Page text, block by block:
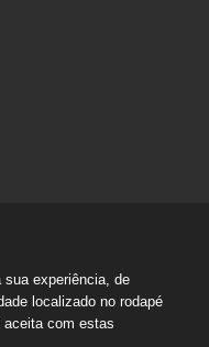
experiência, de
localizado no rodapé
aceita com estas